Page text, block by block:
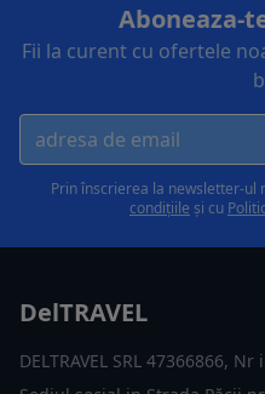
Aboneaza-
Fii la curent cu ofertele
Prin înscrierea la newsletter-ul
condițiile și cu
DelTRAVEL
DELTRAVEL SRL 47366866,